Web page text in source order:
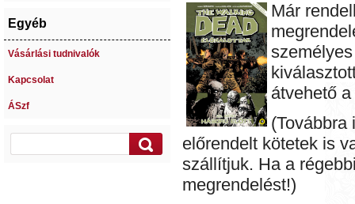
Egyéb
Vásárlási tudnivalók
Kapcsolat
ÁSzf
Már
átvehető
(Továbbra
előrendelt kötetek is
szállítjuk. Ha a
megrendelést!)